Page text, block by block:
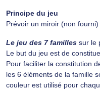
Principe du jeu
Prévoir un miroir (non
Le jeu des 7 familles sur le
Le but du jeu est de
Pour faciliter la constitution
les 6 éléments de la famille
couleur est utilisé pour